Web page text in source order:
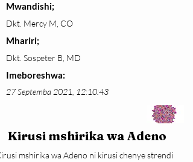
Mwandishi;
Dkt. Mercy M, CO
Mhariri;
Dkt. Sospeter B, MD
Imeboreshwa:
27 Septemba 2021, 12:10:43
Kirusi mshirika wa Adeno
mshirika wa Adeno ni kirusi chenye strendi